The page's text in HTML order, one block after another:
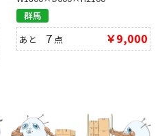
群馬
あと 7 点 ￥9,000